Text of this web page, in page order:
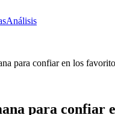
Análisis
para confiar en los
para confiar